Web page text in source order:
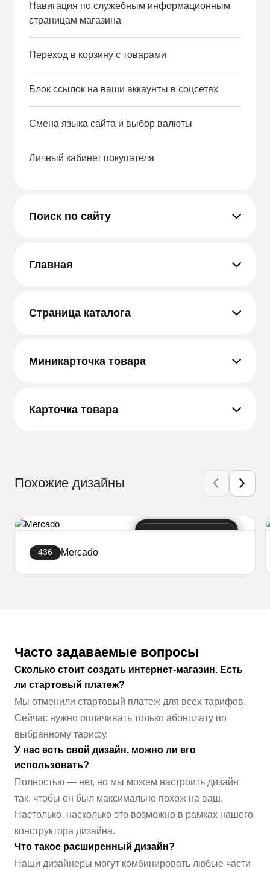
Навигация по служебным информационным
страницам магазина
Переход в корзину с товарами
Блок ссылок на ваши аккаунты в соцсетях
Смена языка сайта и выбор валюты
Личный кабинет покупателя
Поиск по сайту
Главная
Страница каталога
Миникарточка товара
Карточка товара
Похожие дизайны
436 Mercado
Часто задаваемые вопросы
Сколько стоит создать интернет-магазин. Есть
ли стартовый платеж?
Мы отменили стартовый платеж для всех тарифов.
Сейчас нужно оплачивать только абонплату по
выбранному тарифу.
У нас есть свой дизайн, можно ли его
использовать?
Полностью — нет, но мы можем настроить дизайн
так, чтобы он был максимально похож на ваш.
Настолько, насколько это возможно в рамках нашего
конструктора дизайна.
Что такое расширенный дизайн?
Наши дизайнеры могут комбинировать любые части